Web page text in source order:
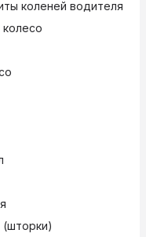
коленей водителя